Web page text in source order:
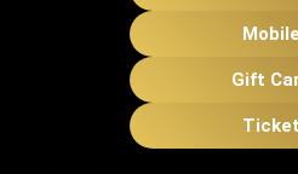
Mobile
Gift
Ticket